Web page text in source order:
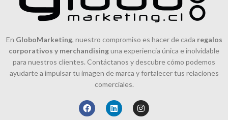
En GloboMarketing, nuestro compromiso es hacer de cada regalos
corporativos y merchandisinguna experiencia única e inolvidable
para nuestros clientes. Contáctanos y descubre cómo podemos
ayudarte a impulsar tu imagen de marca y fortalecer tus relaciones
comerciales.